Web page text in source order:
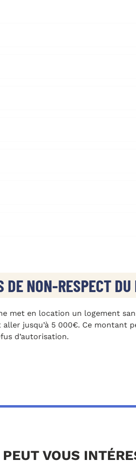
DE NON-RESPECT
met en location un logement
aller jusqu’à 5 000€. Ce
d’autorisation.
PEUT VOUS